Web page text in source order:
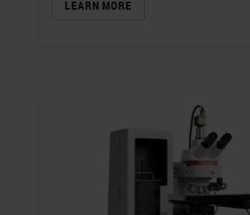
LEARN MORE